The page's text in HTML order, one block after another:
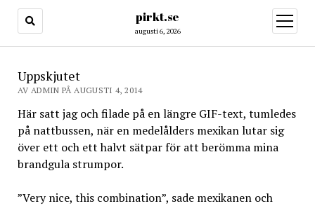
pirkt.se
augusti 6, 2026
öppna
meny
Uppskjutet
AV ADMIN PÅ AUGUSTI 4, 2014
Här satt jag och filade på en längre GIF-text, tumledes
på nattbussen, när en medelålders mexikan lutar sig
över ett och ett halvt sätpar för att berömma mina
brandgula strumpor.
”Very nice, this combination”, sade mexikanen och